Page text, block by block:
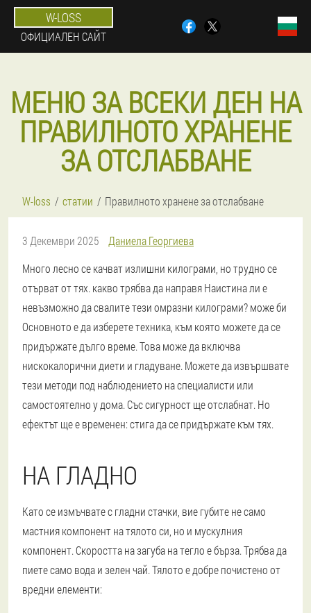
W-LOSS
ОФИЦИАЛЕН САЙТ
МЕНЮ ЗА ВСЕКИ ДЕН НА
ПРАВИЛНОТО ХРАНЕНЕ
ЗА ОТСЛАБВАНЕ
W-loss статии Правилното хранене за отслабване
3 Декември 2025
Даниела Георгиева
Много лесно се качват излишни килограми, но трудно се
отърват от тях. какво трябва да направя Наистина ли е
невъзможно да свалите тези омразни килограми? може би
Основното е да изберете техника, към която можете да се
придържате дълго време. Това може да включва
нискокалорични диети и гладуване. Можете да извършвате
тези методи под наблюдението на специалисти или
самостоятелно у дома. Със сигурност ще отслабнат. Но
ефектът ще е временен: стига да се придържате към тях.
НА ГЛАДНО
Като се измъчвате с гладни стачки, вие губите не само
мастния компонент на тялото си, но и мускулния
компонент. Скоростта на загуба на тегло е бърза. Трябва да
пиете само вода и зелен чай. Тялото е добре почистено от
вредни елементи: